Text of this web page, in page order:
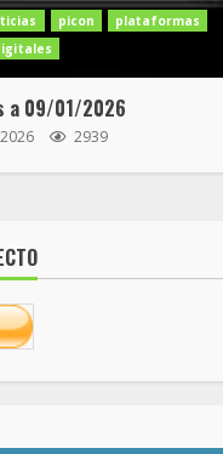
picon
plataformas
a 09/01/2026
2939